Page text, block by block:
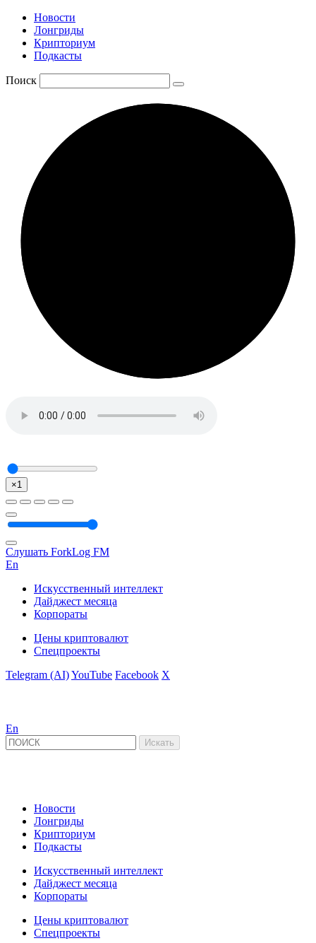
Новости
Лонгриды
Крипториум
Подкасты
Поиск
×1
Слушать ForkLog FM
En
Искусственный интеллект
Дайджест месяца
Корпораты
Цены криптовалют
Спецпроекты
Telegram (AI)YouTube Facebook X
En
Новости
Лонгриды
Крипториум
Подкасты
Искусственный интеллект
Дайджест месяца
Корпораты
Цены криптовалют
Спецпроекты